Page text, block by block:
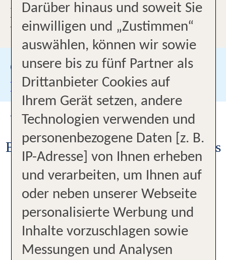
persönlich in der Breiten Straße,
telefonisch, per WhatsApp oder
per E-Mail.
Google Bewertungen
Besuchen Sie uns auf
UNSER BÜRO
Einkaufsmöglichkeiten rund um das
Büro
Kompetente Beratung
Profis für Golfreisen
Profis für Kreuzfahrt
Darüber hinaus und soweit Sie
einwilligen und „Zustimmen“
auswählen, können wir sowie
unsere bis zu fünf Partner als
Drittanbieter Cookies auf
Ihrem Gerät setzen, andere
Technologien verwenden und
personenbezogene Daten [z. B.
IP-Adresse] von Ihnen erheben
und verarbeiten, um Ihnen auf
oder neben unserer Webseite
personalisierte Werbung und
Inhalte vorzuschlagen sowie
Messungen und Analysen